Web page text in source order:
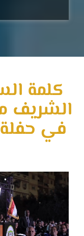
كلمة
الشريف
في حفلة